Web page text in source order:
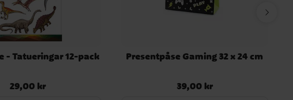
- Tatueringar 12-pack
Pris:29,00 kr
29,00 kr
Presentpåse Gaming 32 x 24 cm
Pris:39,00 kr
39,00 kr